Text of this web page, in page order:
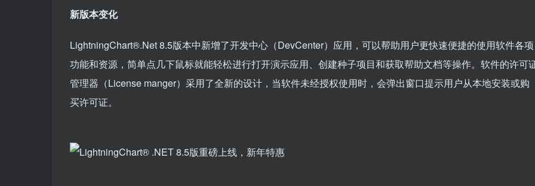
新版本变化
LightningChart®.Net 8.5版本中新增了开发中心（DevCenter）应用，可以帮助用户更快速便捷的使用软件各项
功能和资源，简单点几下鼠标就能轻松进行打开演示应用、创建种子项目和获取帮助文档等操作。软件的许可
管理器（License manger）采用了全新的设计，当软件未经授权使用时，会弹出窗口提示用户从本地安装或购
买许可证。